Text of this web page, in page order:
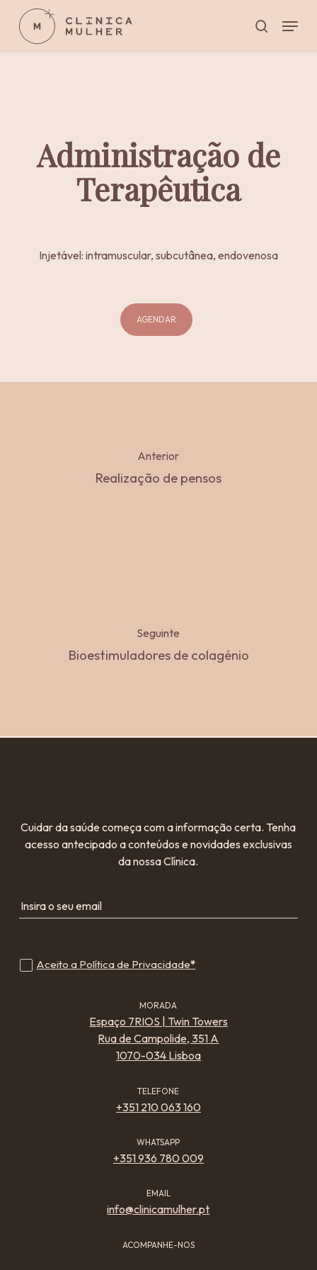
pesquisar
Menu
Administração de
Terapêutica
Injetável: intramuscular, subcutânea, endovenosa
AGENDAR
Anterior
Realização de pensos
Seguinte
Bioestimuladores de colagénio
Cuidar da saúde começa com a informação certa. Tenha
acesso antecipado a conteúdos e novidades exclusivas
da nossa Clínica.
Insira o seu email
Aceito a Política de Privacidade*
MORADA
Espaço 7RIOS | Twin Towers
Rua de Campolide, 351 A
1070-034 Lisboa
TELEFONE
+351 210 063 160
WHATSAPP
+351 936 780 009
EMAIL
info@clinicamulher.pt
ACOMPANHE-NOS